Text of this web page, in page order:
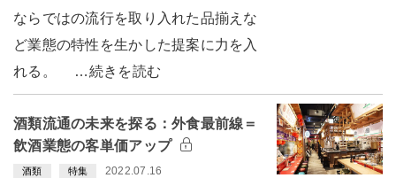
ならではの流行を取り入れた品揃えな
ど業態の特性を生かした提案に力を入
れる。 …続きを読む
酒類流通の未来を探る：外食最前線＝
飲酒業態の客単価アップ
酒類 特集 2022.07.16